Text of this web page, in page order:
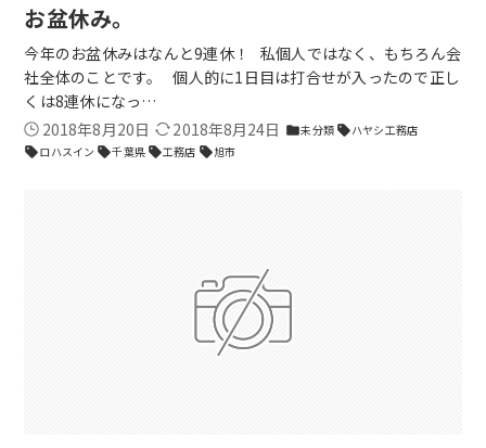
お盆休み。
今年のお盆休みはなんと9連休！ 私個人ではなく、もちろん会
社全体のことです。 個人的に1日目は打合せが入ったので正し
くは8連休になっ…
2018年8月20日
2018年8月24日 folder未分類 sellハヤシ工務店
sellロハスイン sell千葉県 sell工務店 sell旭市